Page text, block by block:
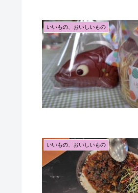
いいもの、おいしいもの
いいもの、おいしいもの